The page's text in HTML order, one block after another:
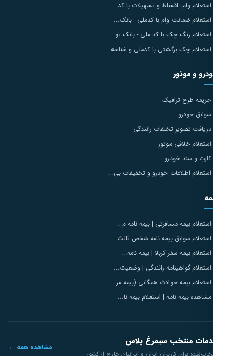
استعلام وام، اقساط و تسهیلات با کد...
استعلام ضمانت وام با کدملی - بانک...
استعلام رنگ چک با کد ملی - بانک تو...
استعلام چک برگشتی با کدملی و شناسه...
و موتور
جریمه طرح ترافیک
سوابق خودرو
دریافت تصویر تخلفات رانندگی
استعلام خلافی موتور
کارت و سند خودرو
استعلام اطلاعات خودرو و تخفیفات بی...
استعلام بیمه مسافرتی | بیمه نامه م...
استعلام سوابق بیمه نامه شخص ثالث
استعلام بیمه سفر کربلا | بیمه نامه...
استعلام گواهینامه رانندگی | وضعیت...
استعلام بیمه حوادث همگانی (بیمه مر...
مشاهده بیمه نامه | استعلام بیمه نا...
منتخب سیمرغ پلاس
مشاهده همه ←